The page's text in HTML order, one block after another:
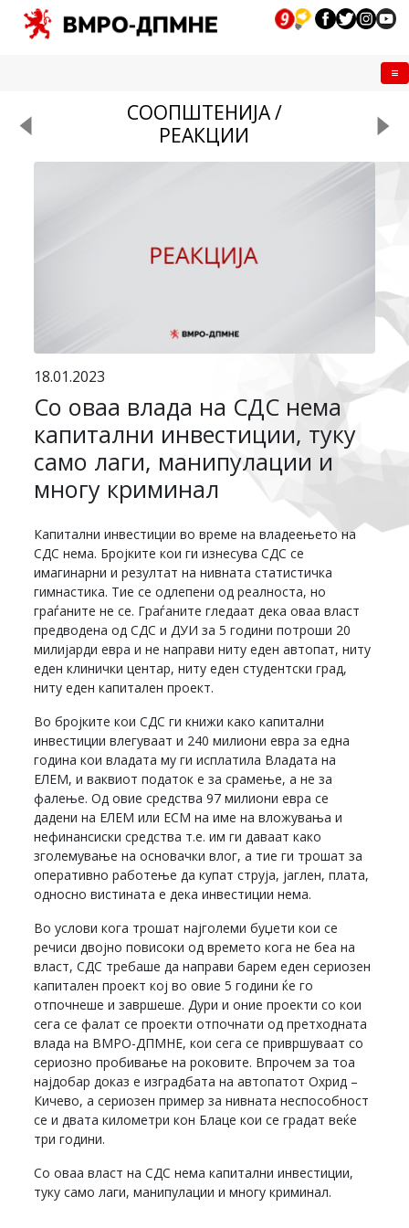
СООПШТЕНИЈА /
РЕАКЦИИ
18.01.2023
Со оваа влада на СДС нема
капитални инвестиции, туку
само лаги, манипулации и
многу криминал
Капитални инвестиции во време на владеењето на
СДС нема. Бројките кои ги изнесува СДС се
имагинарни и резултат на нивната статистичка
гимнастика. Тие се одлепени од реалноста, но
граѓаните не се. Граѓаните гледаат дека оваа власт
предводена од СДС и ДУИ за 5 години потроши 20
милијарди евра и не направи ниту еден автопат, ниту
еден клинички центар, ниту еден студентски град,
ниту еден капитален проект.
Во бројките кои СДС ги книжи како капитални
инвестиции влегуваат и 240 милиони евра за една
година кои владата му ги исплатила Владата на
ЕЛЕМ, и ваквиот податок е за срамење, а не за
фалење. Од овие средства 97 милиони евра се
дадени на ЕЛЕМ или ЕСМ на име на вложувања и
нефинансиски средства т.е. им ги даваат како
зголемување на основачки влог, а тие ги трошат за
оперативно работење да купат струја, јаглен, плата,
односно вистината е дека инвестиции нема.
Во услови кога трошат најголеми буџети кои се
речиси двојно повисоки од времето кога не беа на
власт, СДС требаше да направи барем еден сериозен
капитален проект кој во овие 5 години ќе го
отпочнеше и завршеше. Дури и оние проекти со кои
сега се фалат се проекти отпочнати од претходната
влада на ВМРО-ДПМНЕ, кои сега се привршуваат со
сериозно пробивање на роковите. Впрочем за тоа
најдобар доказ е изградбата на автопатот Охрид –
Кичево, а сериозен пример за нивната неспособност
се и двата километри кон Блаце кои се градат веќе
три години.
Со оваа власт на СДС нема капитални инвестиции,
туку само лаги, манипулации и многу криминал.